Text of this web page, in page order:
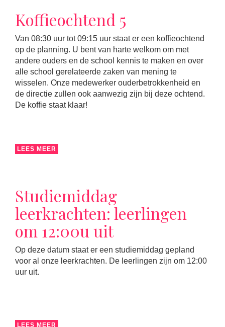
Koffieochtend 5
Van 08:30 uur tot 09:15 uur staat er een koffieochtend
op de planning. U bent van harte welkom om met
andere ouders en de school kennis te maken en over
alle school gerelateerde zaken van mening te
wisselen. Onze medewerker ouderbetrokkenheid en
de directie zullen ook aanwezig zijn bij deze ochtend.
De koffie staat klaar!
LEES MEER
Studiemiddag
leerkrachten: leerlingen
om 12:00u uit
Op deze datum staat er een studiemiddag gepland
voor al onze leerkrachten. De leerlingen zijn om 12:00
uur uit.
LEES MEER